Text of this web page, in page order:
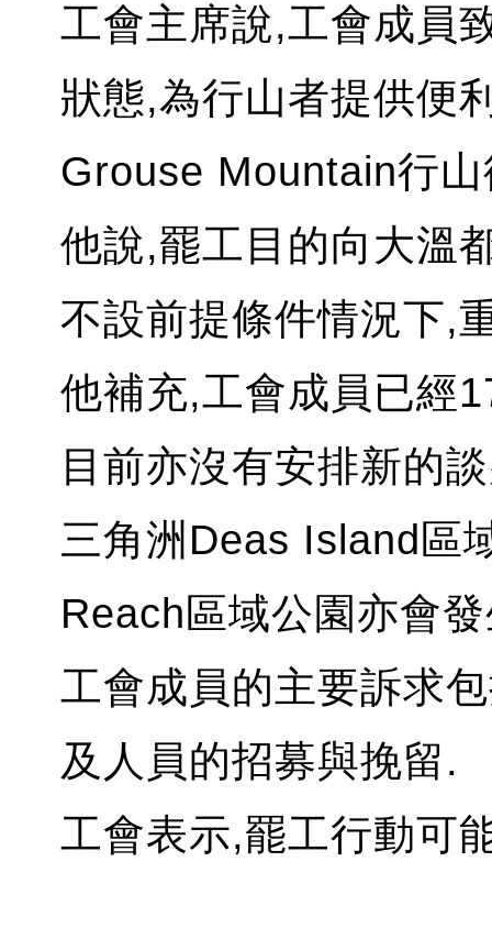
工會主席說,工會成員
狀態,為行山者提供便
Grouse Mountain行
他說,罷工目的向大溫
不設前提條件情況下,
他補充,工會成員已經
目前亦沒有安排新的
三角洲Deas Island區
Reach區域公園亦會
工會成員的主要訴求
及人員的招募與挽留.
工會表示,罷工行動可